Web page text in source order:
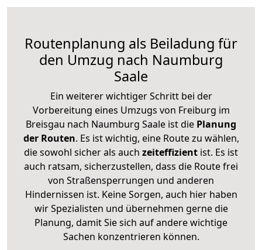
Routenplanung als Beiladung für
den Umzug nach Naumburg
Saale
Ein weiterer wichtiger Schritt bei der
Vorbereitung eines Umzugs von Freiburg im
Breisgau nach Naumburg Saale ist die Planung
der Routen. Es ist wichtig, eine Route zu wählen,
die sowohl sicher als auch zeiteffizient ist. Es ist
auch ratsam, sicherzustellen, dass die Route frei
von Straßensperrungen und anderen
Hindernissen ist. Keine Sorgen, auch hier haben
wir Spezialisten und übernehmen gerne die
Planung, damit Sie sich auf andere wichtige
Sachen konzentrieren können.